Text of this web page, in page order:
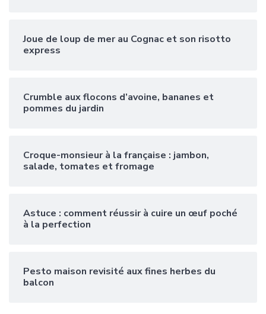
Joue de loup de mer au Cognac et son risotto
express
Crumble aux flocons d’avoine, bananes et
pommes du jardin
Croque-monsieur à la française : jambon,
salade, tomates et fromage
Astuce : comment réussir à cuire un œuf poché
à la perfection
Pesto maison revisité aux fines herbes du
balcon